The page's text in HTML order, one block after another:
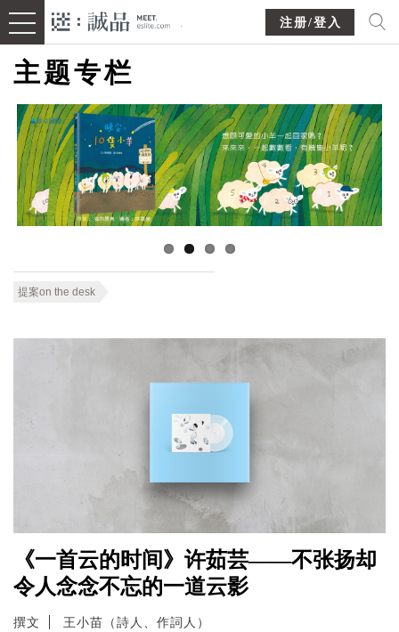
注册/登入
主题专栏
提案on the desk
《一首云的时间》许茹芸——不张扬却
令人念念不忘的一道云影
撰文 王小苗（詩人、作詞人）